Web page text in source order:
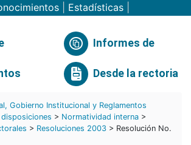
Estadísticas
Informes de
Desde la rectoria
Gobierno Institucional y Reglamentos
> Normatividad interna >
> Resoluciones 2003 > Resolución No.